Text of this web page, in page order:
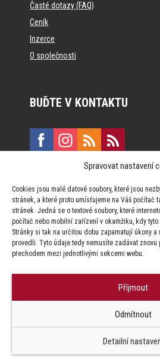
Spravovat nastavení
Cookies jsou malé datové soubory, které jsou
stránek, a které proto umísťujeme na Váš počítač
stránek. Jedná se o textové soubory, které
počítač nebo mobilní zařízení v okamžiku, kdy tyto
Stránky si tak na určitou dobu zapamatují úkony a
provedli. Tyto údaje tedy nemusíte zadávat znovu
přechodem mezi jednotlivými sekcemi webu.
Příjmout
Odmítnout
Detailní
Časté dotazy (FAQ)
Ceník
Inzerce
O společnosti
BUĎTE V KONTAKTU
Vinohradská 190, 130 00 Praha 3
Za publikovaný obsah odpovídají
Factory s.r.o. zapovězeno.